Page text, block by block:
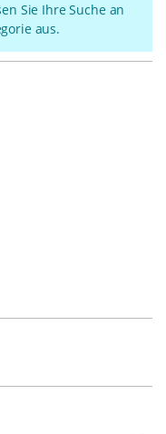
Sie Ihre Suche an
aus.